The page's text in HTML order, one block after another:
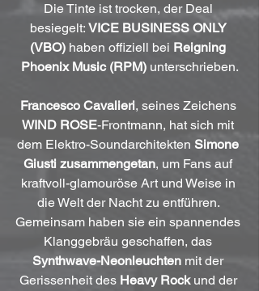
Die Tinte ist trocken, der Deal
besiegelt: VICE BUSINESS ONLY
(VBO) haben offiziell bei Reigning
Phoenix Music (RPM) unterschrieben.
Francesco Cavalieri, seines Zeichens
WIND ROSE-Frontmann, hat sich mit
dem Elektro-Soundarchitekten Simone
Giusti zusammengetan, um Fans auf
kraftvoll-glamouröse Art und Weise in
die Welt der Nacht zu entführen.
Gemeinsam haben sie ein spannendes
Klanggebräu geschaffen, das
Synthwave-Neonleuchten mit der
Gerissenheit des Heavy Rock und der